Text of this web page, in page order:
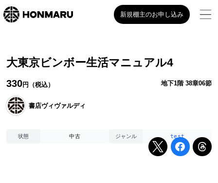
新規棚主のお申し込み
大東京ビンボー生活マニュアル4
330円（税込） 地下1階 38章06節
書店ヴィヴァルディ
状態 中古 ジャンル test